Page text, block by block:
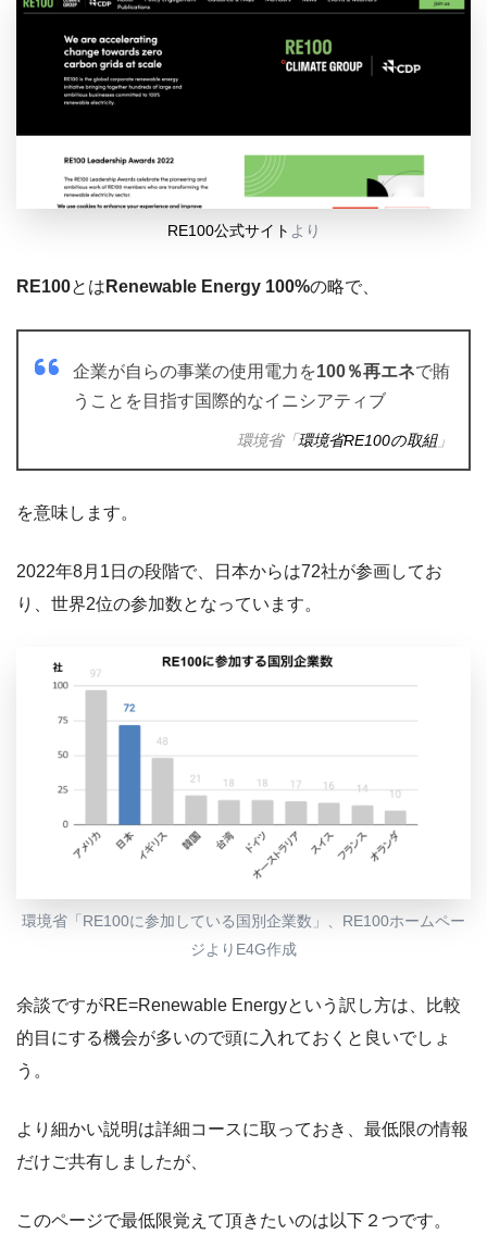
RE100公式サイト より
RE100とは Renewable Energy 100%の略で、
企業が自らの事業の使用電力を100％再エネで賄
うことを目指す国際的なイニシアティブ
環境省「環境省RE100の取組」
を意味します。
2022年8月1日の段階で、日本からは72社が参画してお
り、世界2位の参加数となっています。
環境省「RE100に参加している国別企業数」、RE100ホームペー
ジよりE4G作成
余談ですがRE=Renewable Energyという訳し方は、比較
的目にする機会が多いので頭に入れておくと良いでしょ
う。
より細かい説明は詳細コースに取っておき、最低限の情報
だけご共有しましたが、
このページで最低限覚えて頂きたいのは以下２つです。